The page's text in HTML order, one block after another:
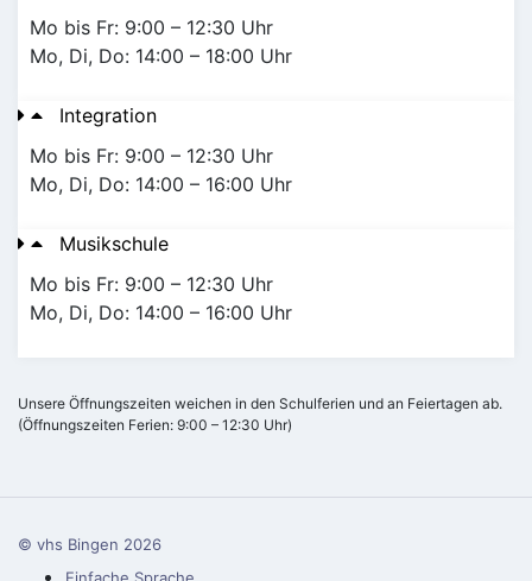
Mo bis Fr: 9:00 – 12:30 Uhr
Mo, Di, Do: 14:00 – 18:00 Uhr
Integration
Mo bis Fr: 9:00 – 12:30 Uhr
Mo, Di, Do: 14:00 – 16:00 Uhr
Musikschule
Mo bis Fr: 9:00 – 12:30 Uhr
Mo, Di, Do: 14:00 – 16:00 Uhr
Unsere Öffnungszeiten weichen in den Schulferien und an Feiertagen ab.
(Öffnungszeiten Ferien: 9:00 – 12:30 Uhr)
© vhs Bingen 2026
Einfache Sprache